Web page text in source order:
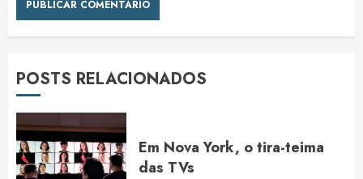
POSTS RELACIONADOS
Em Nova York, o tira-teima
das TVs